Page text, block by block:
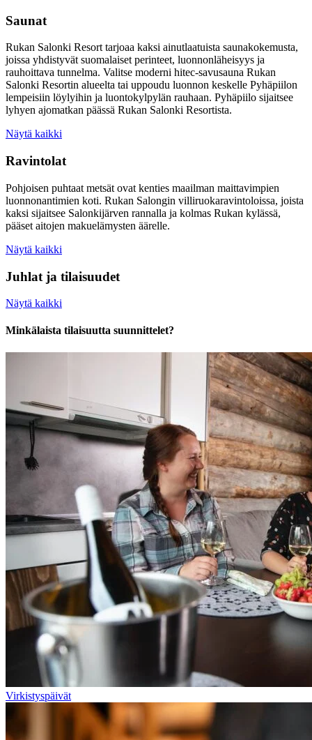
Saunat
Rukan Salonki Resort tarjoaa kaksi ainutlaatuista saunakokemusta,
joissa yhdistyvät suomalaiset perinteet, luonnonläheisyys ja
rauhoittava tunnelma. Valitse moderni hitec-savusauna Rukan
Salonki Resortin alueelta tai uppoudu luonnon keskelle Pyhäpiilon
lempeisiin löylyihin ja luontokylpylän rauhaan. Pyhäpiilo sijaitsee
lyhyen ajomatkan päässä Rukan Salonki Resortista.
Näytä kaikki
Ravintolat
Pohjoisen puhtaat metsät ovat kenties maailman maittavimpien
luonnonantimien koti. Rukan Salongin villiruokaravintoloissa, joista
kaksi sijaitsee Salonkijärven rannalla ja kolmas Rukan kylässä,
pääset aitojen makuelämysten äärelle.
Näytä kaikki
Juhlat ja tilaisuudet
Näytä kaikki
Minkälaista tilaisuutta suunnittelet?
Virkistyspäivät